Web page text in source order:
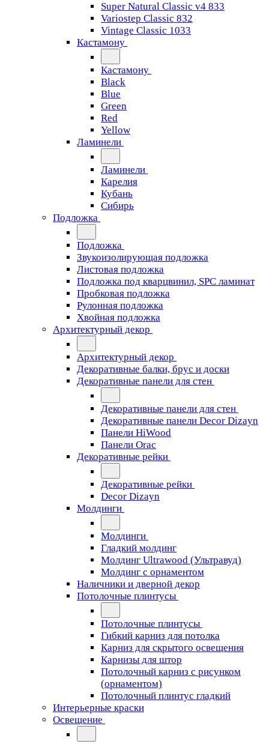
Super Natural Classic v4 833
Variostep Classic 832
Vintage Classic 1033
Кастамону
Кастамону
Black
Blue
Green
Red
Yellow
Ламинели
Ламинели
Карелия
Кубань
Сибирь
Подложка
Подложка
Звукоизолирующая подложка
Листовая подложка
Подложка под кварцвинил, SPC ламинат
Пробковая подложка
Рулонная подложка
Хвойная подложка
Архитектурный декор
Архитектурный декор
Декоративные балки, брус и доски
Декоративные панели для стен
Декоративные панели для стен
Декоративные панели Decor Dizayn
Панели HiWood
Панели Orac
Декоративные рейки
Декоративные рейки
Decor Dizayn
Молдинги
Молдинги
Гладкий молдинг
Молдинг Ultrawood (Ультравуд)
Молдинг с орнаментом
Наличники и дверной декор
Потолочные плинтусы
Потолочные плинтусы
Гибкий карниз для потолка
Карниз для скрытого освещения
Карнизы для штор
Потолочный карниз с рисунком
(орнаментом)
Потолочный плинтус гладкий
Интерьерные краски
Освещение